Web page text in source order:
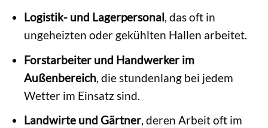
Logistik- und Lagerpersonal, das oft in
ungeheizten oder gekühlten Hallen arbeitet.
Forstarbeiter und Handwerker im
Außenbereich, die stundenlang bei jedem
Wetter im Einsatz sind.
Landwirte und Gärtner, deren Arbeit oft im